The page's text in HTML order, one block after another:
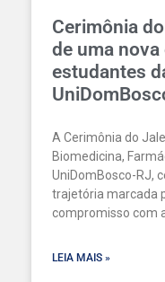
Cerimônia
de uma
estudantes
A Cerimônia do
Biomedicina,
UniDomBosco-RJ,
trajetória marcada
compromisso com
LEIA MAIS »